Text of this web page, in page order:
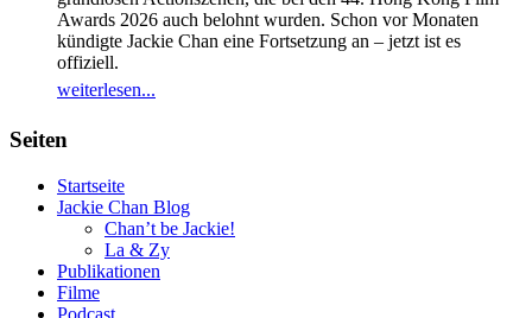
Awards 2026 auch belohnt wurden. Schon vor Monaten
kündigte Jackie Chan eine Fortsetzung an – jetzt ist es
offiziell.
weiterlesen...
Seiten
Startseite
Jackie Chan Blog
Chan’t be Jackie!
La & Zy
Publikationen
Filme
Podcast